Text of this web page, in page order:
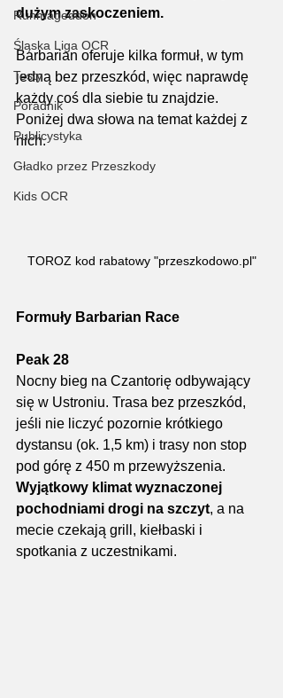
Runmageddon
Śląska Liga OCR
Testy
Poradnik
Publicystyka
Gładko przez Przeszkody
Kids OCR
dużym zaskoczeniem.
Barbarian oferuje kilka formuł, w tym
jedną bez przeszkód, więc naprawdę
każdy coś dla siebie tu znajdzie.
Poniżej dwa słowa na temat każdej z
nich.
TOROZ kod rabatowy "przeszkodowo.pl"
Formuły Barbarian Race
Peak 28
Nocny bieg na Czantorię odbywający
się w Ustroniu. Trasa bez przeszkód,
jeśli nie liczyć pozornie krótkiego
dystansu (ok. 1,5 km) i trasy non stop
pod górę z 450 m przewyższenia.
Wyjątkowy klimat wyznaczonej
pochodniami drogi na szczyt, a na
mecie czekają grill, kiełbaski i
spotkania z uczestnikami.